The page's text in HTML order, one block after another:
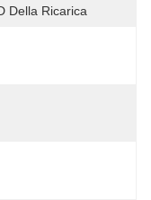
Della Ricarica